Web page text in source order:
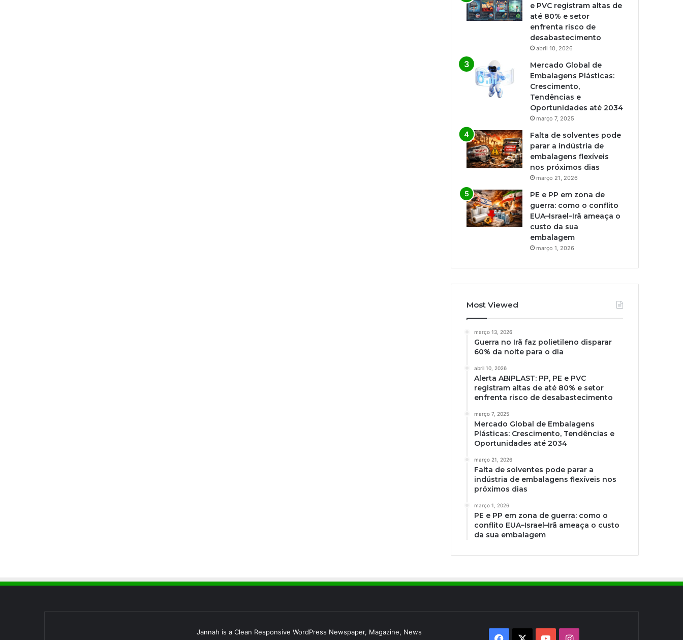
e PVC registram altas de
até 80% e setor
enfrenta risco de
desabastecimento
abril 10, 2026
Mercado Global de
Embalagens Plásticas:
Crescimento,
Tendências e
Oportunidades até 2034
março 7, 2025
Falta de solventes pode
parar a indústria de
embalagens flexíveis
nos próximos dias
março 21, 2026
PE e PP em zona de
guerra: como o conflito
EUA–Israel–Irã ameaça o
custo da sua
embalagem
março 1, 2026
Most Viewed
março 13, 2026
Guerra no Irã faz polietileno disparar
60% da noite para o dia
abril 10, 2026
Alerta ABIPLAST: PP, PE e PVC
registram altas de até 80% e setor
enfrenta risco de desabastecimento
março 7, 2025
Mercado Global de Embalagens
Plásticas: Crescimento, Tendências e
Oportunidades até 2034
março 21, 2026
Falta de solventes pode parar a
indústria de embalagens flexíveis nos
próximos dias
março 1, 2026
PE e PP em zona de guerra: como o
conflito EUA–Israel–Irã ameaça o custo
da sua embalagem
Jannah is a Clean Responsive WordPress Newspaper, Magazine, News
Facebook YouTubeInstagram